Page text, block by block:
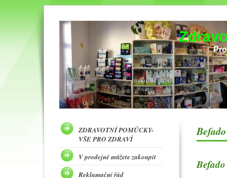
ZDRAVOTNÍ POMŮCKY-
VŠE PRO ZDRAVÍ
V prodejně můžete zakoupit
Reklamační řád